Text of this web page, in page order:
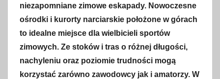
l
i
k
o
w
a
niezapomniane zimowe eskapady. Nowoczesne
ośrodki i kurorty narciarskie położone w górach
to idealne miejsce dla wielbicieli sportów
zimowych. Ze stoków i tras o różnej długości,
nachyleniu oraz poziomie trudności mogą
korzystać zarówno zawodowcy jak i amatorzy. W